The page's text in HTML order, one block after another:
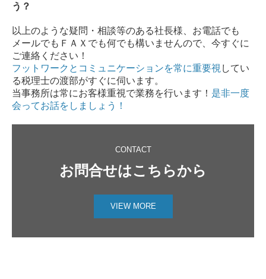
う？
以上のような疑問・相談等のある社長様、お電話でも
メールでもＦＡＸでも何でも構いませんので、今すぐに
ご連絡ください！
フットワークとコミュニケーションを常に重要視 してい
る税理士の渡部がすぐに伺います。
当事務所は常にお客様重視で業務を行います！ 是非一度
会ってお話をしましょう！
CONTACT
お問合せはこちらから
VIEW MORE